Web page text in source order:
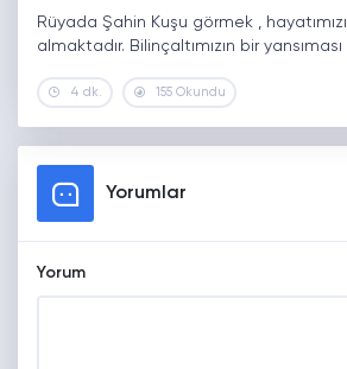
Rüyada Şahin Kuşu görmek ,
almaktadır. Bilinçaltımızın bir
4 dk. 155 Okundu
Yorumlar
Yorum